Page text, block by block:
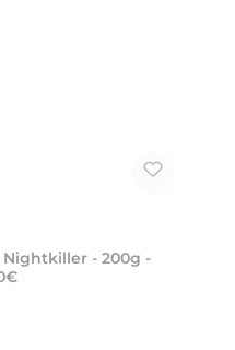
Nightkiller - 200g -